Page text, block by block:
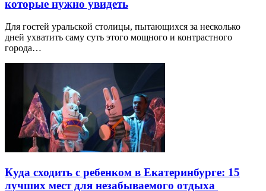
которые нужно увидеть
Для гостей уральской столицы, пытающихся за несколько
дней ухватить саму суть этого мощного и контрастного
города…
Куда сходить с ребенком в Екатеринбурге: 15
лучших мест для незабываемого отдыха